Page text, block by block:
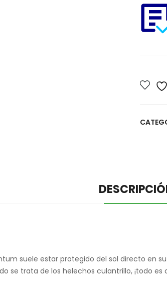
suele estar protegido del sol directo en
se trata de los helechos culantrillo, ¡todo